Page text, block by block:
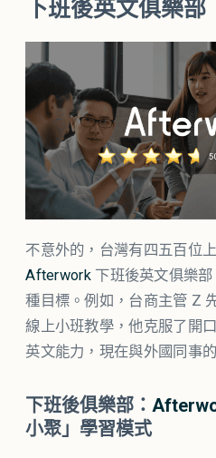
下班後英文俱樂部
不意外的，台灣有四五百位
Afterwork下班後英文俱樂
種目標。例如，台商主管 Z
線上小班教學，他克服了開
英文能力，現在與外國同事
下班後俱樂部：
小聚」學習模式